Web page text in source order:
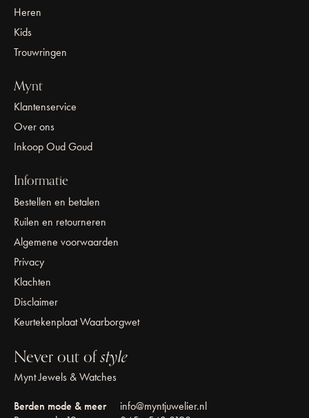
Heren
Kids
Trouwringen
Mynt
Klantenservice
Over ons
Inkoop Oud Goud
Informatie
Bestellen en betalen
Ruilen en retourneren
Algemene voorwaarden
Privacy
Klachten
Disclaimer
Keurtekenplaat Waarborgwet
Never out ofstyle
Mynt Jewels & Watches
Berden mode & meer
info@myntjuwelier.nl